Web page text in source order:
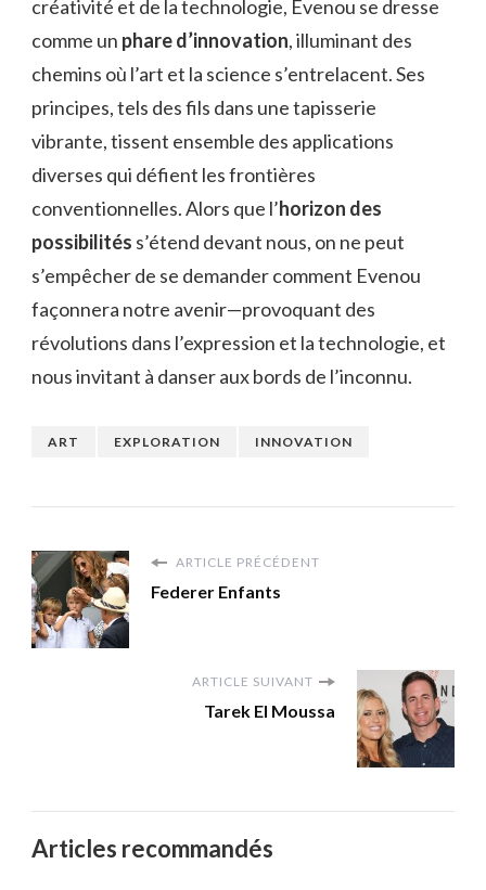
créativité et de la technologie, Evenou se dresse
comme un phare d’innovation, illuminant des
chemins où l’art et la science s’entrelacent. Ses
principes, tels des fils dans une tapisserie
vibrante, tissent ensemble des applications
diverses qui défient les frontières
conventionnelles. Alors que l’horizon des
possibilités s’étend devant nous, on ne peut
s’empêcher de se demander comment Evenou
façonnera notre avenir—provoquant des
révolutions dans l’expression et la technologie, et
nous invitant à danser aux bords de l’inconnu.
ART EXPLORATION INNOVATION
ARTICLE PRÉCÉDENT
Federer Enfants
ARTICLE SUIVANT
Tarek El Moussa
Articles recommandés